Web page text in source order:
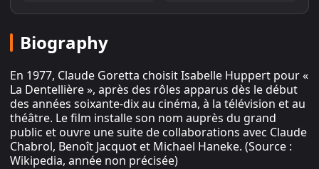
Biography
En 1977, Claude Goretta choisit Isabelle Huppert pour «
La Dentellière », après des rôles apparus dès le début
des années soixante-dix au cinéma, à la télévision et au
théâtre. Le film installe son nom auprès du grand
public et ouvre une suite de collaborations avec Claude
Chabrol, Benoît Jacquot et Michael Haneke. (Source :
Wikipedia, année non précisée)